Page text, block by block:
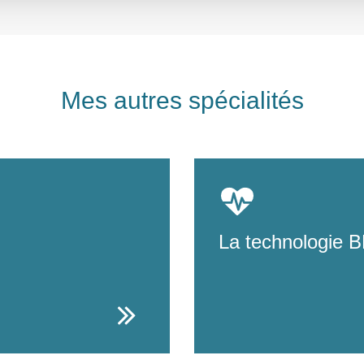
Mes autres spécialités
des points de
La technologie
Améliore la